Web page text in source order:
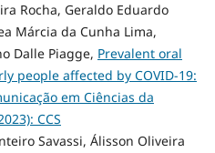
Rocha, Geraldo Eduardo
Márcia da Cunha Lima,
Dalle Piagge, Prevalent oral
people affected by COVID-19:
em Ciências da
CCS
Savassi, Álisson Oliveira